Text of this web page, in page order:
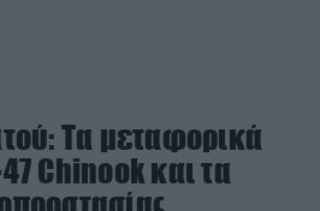
Τα μεταφορικά
Chinook και τα